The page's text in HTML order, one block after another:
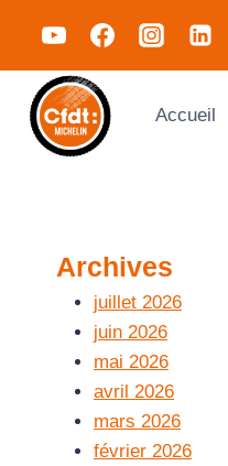
Accueil
Archives
juillet 2026
juin 2026
mai 2026
avril 2026
mars 2026
février 2026